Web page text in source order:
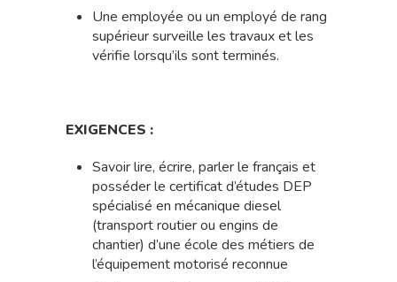
Une employée ou un employé de rang
supérieur surveille les travaux et les
vérifie lorsqu’ils sont terminés.
EXIGENCES :
Savoir lire, écrire, parler le français et
posséder le certificat d’études DEP
spécialisé en mécanique diesel
(transport routier ou engins de
chantier) d’une école des métiers de
l’équipement motorisé reconnue